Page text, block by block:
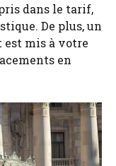
dans le tarif,
De plus, un
mis à votre
en